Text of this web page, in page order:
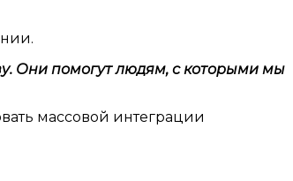
Они помогут людям, с которыми мы
массовой интеграции